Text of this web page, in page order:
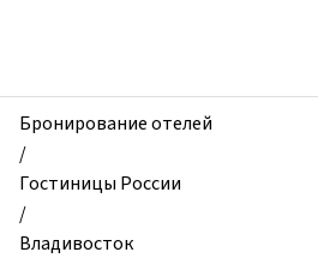
Отель
Time
Hotel,
Владивосток,
Россия
Бронирование отелей
/
Гостиницы России
/
Владивосток